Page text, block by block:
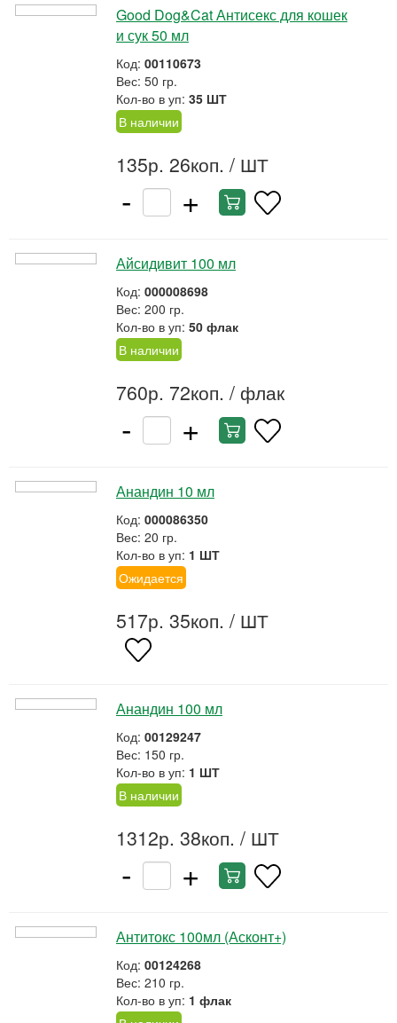
Good Dog&Cat Антисекс для кошек
и сук 50 мл
Код: 00110673
Вес: 50 гр.
Кол-во в уп: 35 ШТ
В наличии
135р. 26коп. / ШТ
- +
Айсидивит 100 мл
Код: 000008698
Вес: 200 гр.
Кол-во в уп: 50 флак
В наличии
760р. 72коп. / флак
- +
Анандин 10 мл
Код: 000086350
Вес: 20 гр.
Кол-во в уп: 1 ШТ
Ожидается
517р. 35коп. / ШТ
Анандин 100 мл
Код: 00129247
Вес: 150 гр.
Кол-во в уп: 1 ШТ
В наличии
1312р. 38коп. / ШТ
- +
Антитокс 100мл (Асконт+)
Код: 00124268
Вес: 210 гр.
Кол-во в уп: 1 флак